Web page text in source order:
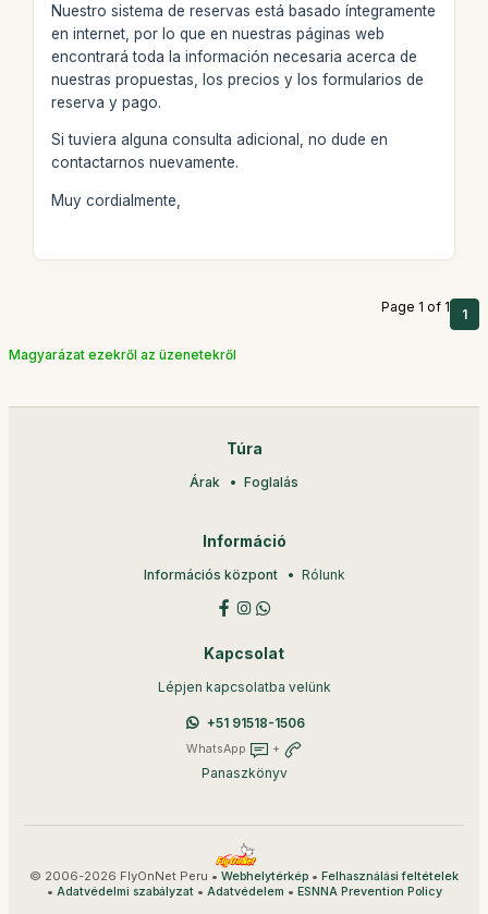
Nuestro sistema de reservas está basado íntegramente
en internet, por lo que en nuestras páginas web
encontrará toda la información necesaria acerca de
nuestras propuestas, los precios y los formularios de
reserva y pago.
Si tuviera alguna consulta adicional, no dude en
contactarnos nuevamente.
Muy cordialmente,
Page 1 of 1 1
Magyarázat ezekről az üzenetekről
Túra
Árak Foglalás
Információ
Információs központ Rólunk
Kapcsolat
Lépjen kapcsolatba velünk
+51 91518-1506
WhatsApp +
Panaszkönyv
© 2006-2026 FlyOnNet Peru • Webhelytérkép • Felhasználási feltételek
• Adatvédelmi szabályzat• Adatvédelem • ESNNA Prevention Policy